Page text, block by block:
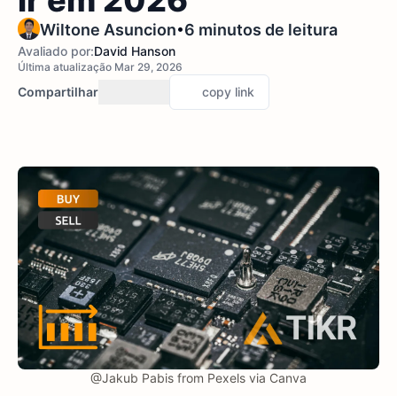
Wiltone Asuncion•6 minutos de leitura
Avaliado por:David Hanson
Última atualização Mar 29, 2026
Compartilhar copy link
@Jakub Pabis from Pexels via Canva